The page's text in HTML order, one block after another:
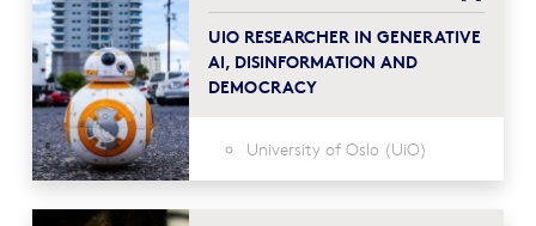
UIO RESEARCHER IN GENERATIVE
AI, DISINFORMATION AND
DEMOCRACY
University of Oslo (UiO)